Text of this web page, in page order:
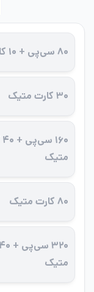
۸۰ سی‌پی + ۱۰ کارت متیک
۳۰ کارت متیک
متیک
۸۰ کارت متیک
متیک